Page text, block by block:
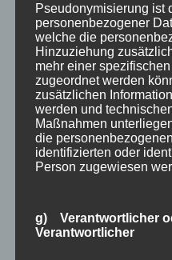
Du musstangemeldet
abzugeben.
Pseudonymisierung ist
personenbezogener
welche die
Hinzuziehung
mehr einer
zugeordnet werden
zusätzlichen
werden und
Maßnahmen
die
identifizierten oder
Person zugewiesen
g) Verantwortlicher
Verantwortlicher